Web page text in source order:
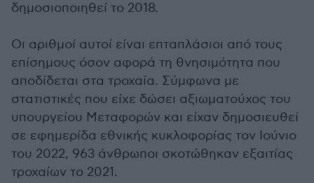
δημοσιοποιηθεί το 2018.
Οι αριθμοί αυτοί είναι επταπλάσιοι από τους
επίσημους όσον αφορά τη θνησιμότητα που
αποδίδεται στα τροχαία. Σύμφωνα με
στατιστικές που είχε δώσει αξιωματούχος του
υπουργείου Μεταφορών και είχαν δημοσιευθεί
σε εφημερίδα εθνικής κυκλοφορίας τον Ιούνιο
του 2022, 963 άνθρωποι σκοτώθηκαν εξαιτίας
τροχαίων το 2021.